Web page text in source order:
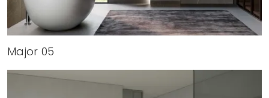
Major 05